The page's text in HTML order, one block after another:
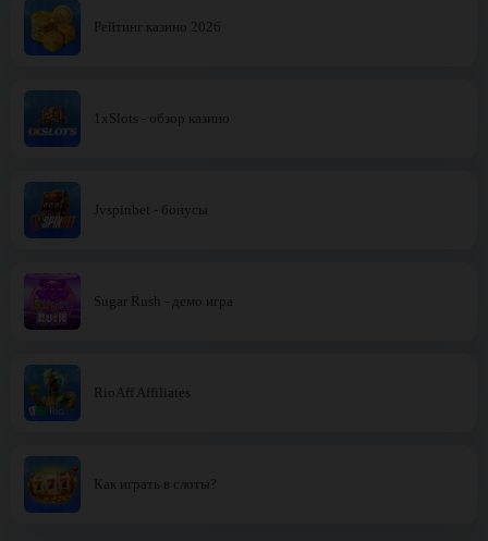
Рейтинг казино 2026
1xSlots - обзор казино
Jvspinbet - бонусы
Sugar Rush - демо игра
RioAff Affiliates
Как играть в слоты?